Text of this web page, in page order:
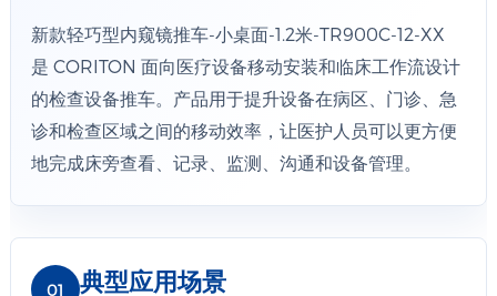
新款轻巧型内窥镜推车-小桌面-1.2米-TR900C-12-XX
是 CORITON 面向医疗设备移动安装和临床工作流设计
的检查设备推车。产品用于提升设备在病区、门诊、急
诊和检查区域之间的移动效率，让医护人员可以更方便
地完成床旁查看、记录、监测、沟通和设备管理。
01 典型应用场景